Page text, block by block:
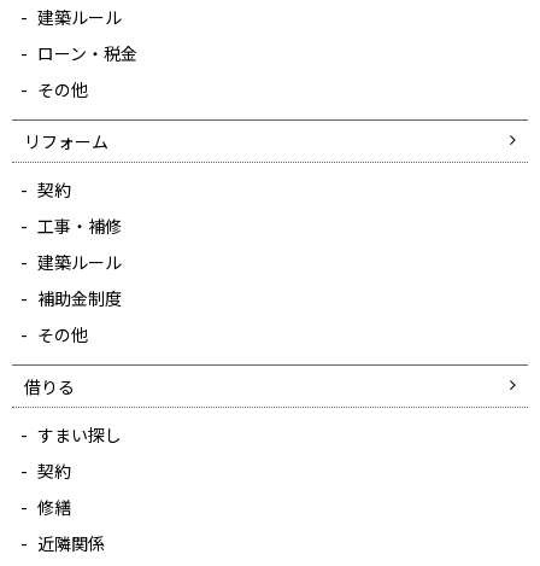
建築ルール
ローン・税金
その他
リフォーム
契約
工事・補修
建築ルール
補助金制度
その他
借りる
すまい探し
契約
修繕
近隣関係